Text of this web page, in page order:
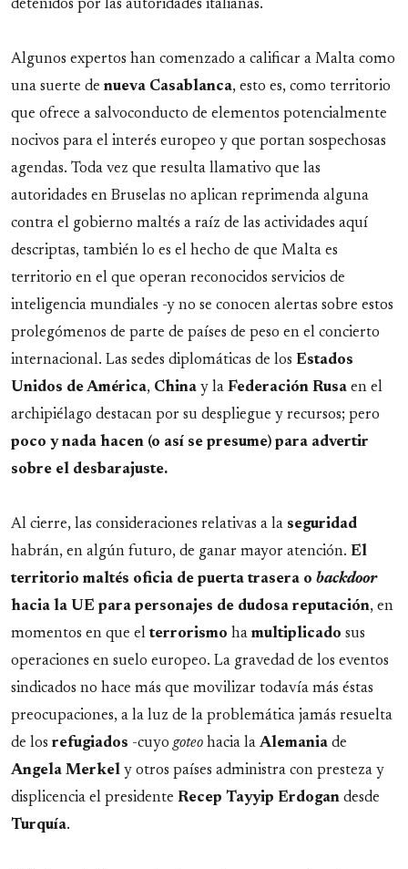
detenidos por las autoridades italianas.
Algunos expertos han comenzado a calificar a Malta como
una suerte de nueva Casablanca, esto es, como territorio
que ofrece a salvoconducto de elementos potencialmente
nocivos para el interés europeo y que portan sospechosas
agendas. Toda vez que resulta llamativo que las
autoridades en Bruselas no aplican reprimenda alguna
contra el gobierno maltés a raíz de las actividades aquí
descriptas, también lo es el hecho de que Malta es
territorio en el que operan reconocidos servicios de
inteligencia mundiales -y no se conocen alertas sobre estos
prolegómenos de parte de países de peso en el concierto
internacional. Las sedes diplomáticas de los Estados
Unidos de América, China y la Federación Rusa en el
archipiélago destacan por su despliegue y recursos; pero
poco y nada hacen (o así se presume) para advertir
sobre el desbarajuste.
Al cierre, las consideraciones relativas a la seguridad
habrán, en algún futuro, de ganar mayor atención. El
territorio maltés oficia de puerta trasera o backdoor
hacia la UE para personajes de dudosa reputación, en
momentos en que el terrorismo ha multiplicado sus
operaciones en suelo europeo. La gravedad de los eventos
sindicados no hace más que movilizar todavía más éstas
preocupaciones, a la luz de la problemática jamás resuelta
de los refugiados -cuyo goteo hacia la Alemania de
Angela Merkel y otros países administra con presteza y
displicencia el presidente Recep Tayyip Erdogan desde
Turquía.